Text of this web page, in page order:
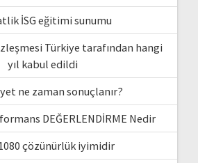
İSG eğitimi sunumu
Türkiye tarafından hangi
yıl kabul edildi
ne zaman sonuçlanır?
DEĞERLENDİRME Nedir
çözünürlük iyimidir